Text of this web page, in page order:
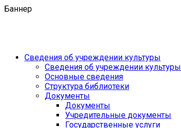
Баннер
Сведения об учреждении культуры
Сведения об учреждении культуры
Основные сведения
Структура библиотеки
Документы
Документы
Учредительные документы
Государственные услуги